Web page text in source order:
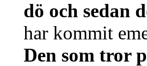
dö och sedan
har kommit
Den som tror